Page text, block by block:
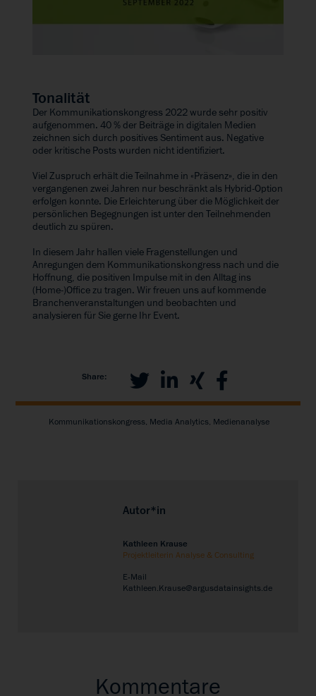
Tonalität
Der Kommunikationskongress 2022 wurde sehr positiv
aufgenommen. 40 % der Beiträge in digitalen Medien
zeichnen sich durch positives Sentiment aus. Negative
oder kritische Posts wurden nicht identifiziert.
Viel Zuspruch erhält die Teilnahme in «Präsenz», die in den
vergangenen zwei Jahren nur beschränkt als Hybrid-Option
erfolgen konnte. Die Erleichterung über die Möglichkeit der
persönlichen Begegnungen ist unter den Teilnehmenden
deutlich zu spüren.
In diesem Jahr hallen viele Fragenstellungen und
Anregungen dem Kommunikationskongress nach und die
Hoffnung, die positiven Impulse mit in den Alltag ins
(Home-)Office zu tragen. Wir freuen uns auf kommende
Branchenveranstaltungen und beobachten und
analysieren für Sie gerne Ihr Event.
Share:
Kommunikationskongress, Media Analytics, Medienanalyse
Autor*in
Kathleen Krause
Projektleiterin Analyse & Consulting
E-Mail
Kathleen.Krause@argusdatainsights.de
Kommentare